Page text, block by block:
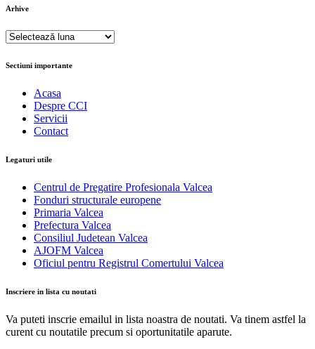
Arhive
Arhive
Sectiuni importante
Acasa
Despre CCI
Servicii
Contact
Legaturi utile
Centrul de Pregatire Profesionala Valcea
Fonduri structurale europene
Primaria Valcea
Prefectura Valcea
Consiliul Judetean Valcea
AJOFM Valcea
Oficiul pentru Registrul Comertului Valcea
Inscriere in lista cu noutati
Va puteti inscrie emailul in lista noastra de noutati. Va tinem astfel la
curent cu noutatile precum si oportunitatile aparute.